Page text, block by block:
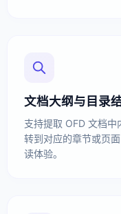
文档大纲与目录
支持提取 OFD 文档
转到对应的章节或页
读体验。